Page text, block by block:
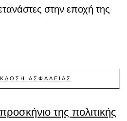
στην εποχή της
ΑΣΦΑΛΕΙΑΣ
της πολιτικής